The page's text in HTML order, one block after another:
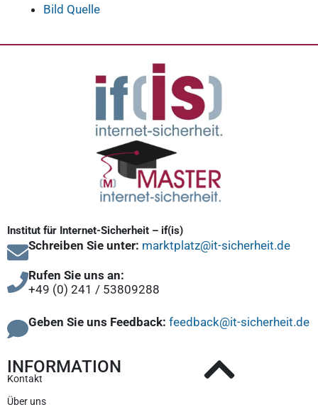
Bild Quelle
Institut für Internet-Sicherheit – if(is)
Schreiben Sie unter: marktplatz@it-sicherheit.de
Rufen Sie uns an:
+49 (0) 241 / 53809288
Geben Sie uns Feedback: feedback@it-sicherheit.de
INFORMATION
Kontakt
Über uns